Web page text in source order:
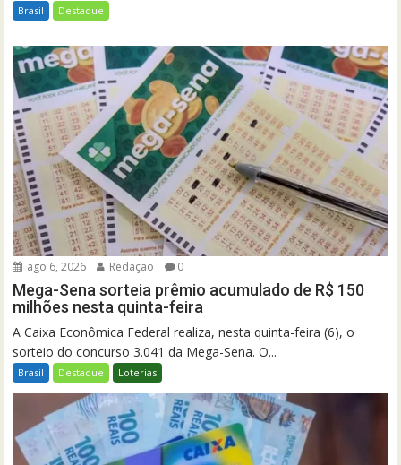
Brasil Destaque
ago 6, 2026 Redação 0
Mega-Sena sorteia prêmio acumulado de R$ 150
milhões nesta quinta-feira
A Caixa Econômica Federal realiza, nesta quinta-feira (6), o
sorteio do concurso 3.041 da Mega-Sena. O...
Brasil Destaque Loterias